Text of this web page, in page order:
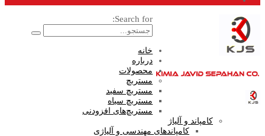
Search for:
خانه
درباره
محصولات
مستربچ
مستربچ سفید
مستربچ سیاه
مستربچ‌های افزودنی
کامپاند و آلیاژ
کامپاندهای مهندسی و آلیاژی